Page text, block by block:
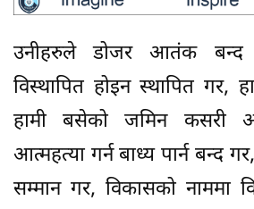
उनीहरुले डोजर आतंक बन्द
विस्थापित होइन स्थापित गर,
हामी बसेको जमिन कसरी
आत्महत्या गर्न बाध्य पार्न बन्द
सम्मान गर, विकासको नाममा